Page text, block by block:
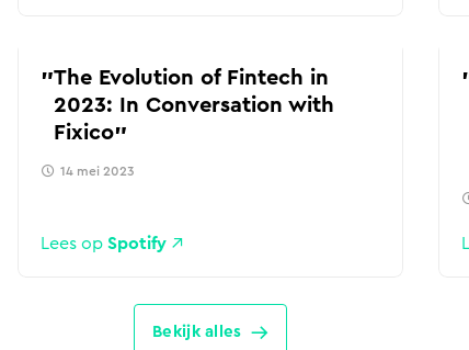
The Evolution of Fintech in
2023: In Conversation with
Fixico
14 mei 2023
Lees op Spotify
Bekijk alles